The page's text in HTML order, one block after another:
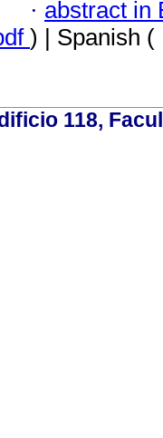
· abstract in
) | Spanish (
118,